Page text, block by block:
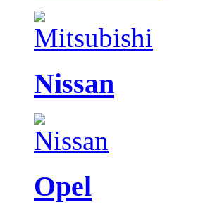
Nissan
Opel